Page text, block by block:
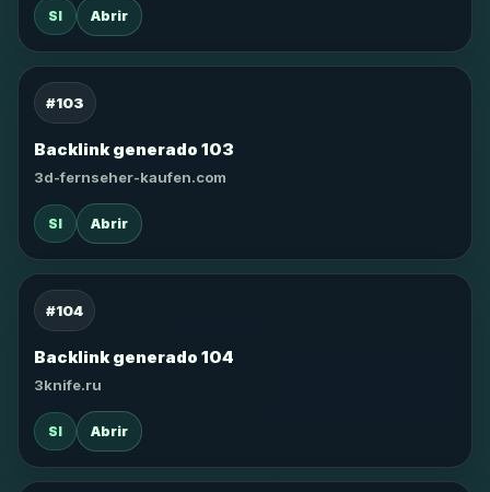
SI Abrir
#103
Backlink generado 103
3d-fernseher-kaufen.com
SI Abrir
#104
Backlink generado 104
3knife.ru
SI Abrir